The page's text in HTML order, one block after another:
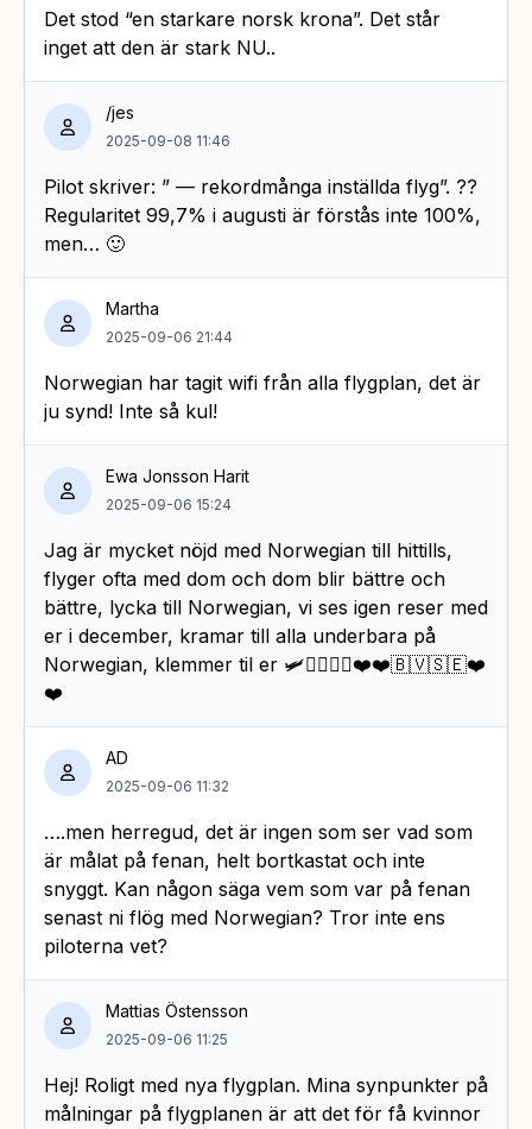
Det stod “en starkare norsk krona”. Det står
inget att den är stark NU..
/jes
2025-09-08 11:46
Pilot skriver: ” — rekordmånga inställda flyg”. ??
Regularitet 99,7% i augusti är förstås inte 100%,
men… 🙂
Martha
2025-09-06 21:44
Norwegian har tagit wifi från alla flygplan, det är
ju synd! Inte så kul!
Ewa Jonsson Harit
2025-09-06 15:24
Jag är mycket nöjd med Norwegian till hittills,
flyger ofta med dom och dom blir bättre och
bättre, lycka till Norwegian, vi ses igen reser med
er i december, kramar till alla underbara på
Norwegian, klemmer til er 🛩🙋‍♀️🙋‍♂️❤️❤️🇧🇻🇸🇪❤️
❤️
AD
2025-09-06 11:32
….men herregud, det är ingen som ser vad som
är målat på fenan, helt bortkastat och inte
snyggt. Kan någon säga vem som var på fenan
senast ni flög med Norwegian? Tror inte ens
piloterna vet?
Mattias Östensson
2025-09-06 11:25
Hej! Roligt med nya flygplan. Mina synpunkter på
målningar på flygplanen är att det för få kvinnor